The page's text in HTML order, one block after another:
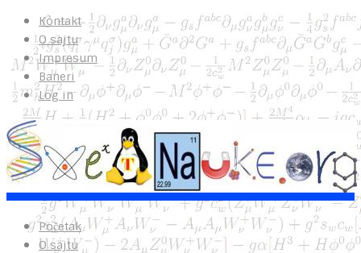
Kontakt
O sajtu
Impresum
Baneri
Log in
Početak
O sajtu